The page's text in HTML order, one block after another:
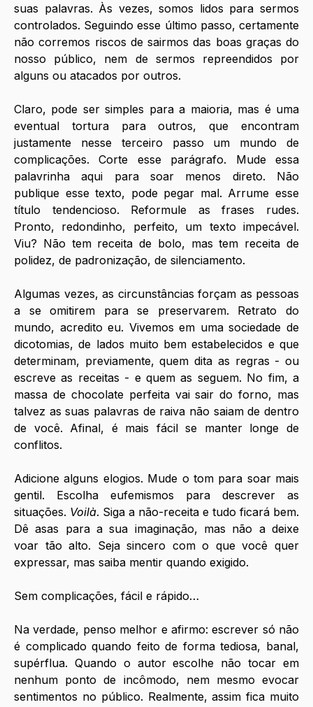
suas palavras. Às vezes, somos lidos para sermos
controlados. Seguindo esse último passo, certamente
não corremos riscos de sairmos das boas graças do
nosso público, nem de sermos repreendidos por
alguns ou atacados por outros.
Claro, pode ser simples para a maioria, mas é uma
eventual tortura para outros, que encontram
justamente nesse terceiro passo um mundo de
complicações. Corte esse parágrafo. Mude essa
palavrinha aqui para soar menos direto. Não
publique esse texto, pode pegar mal. Arrume esse
título tendencioso. Reformule as frases rudes.
Pronto, redondinho, perfeito, um texto impecável.
Viu? Não tem receita de bolo, mas tem receita de
polidez, de padronização, de silenciamento.
Algumas vezes, as circunstâncias forçam as pessoas
a se omitirem para se preservarem. Retrato do
mundo, acredito eu. Vivemos em uma sociedade de
dicotomias, de lados muito bem estabelecidos e que
determinam, previamente, quem dita as regras - ou
escreve as receitas - e quem as seguem. No fim, a
massa de chocolate perfeita vai sair do forno, mas
talvez as suas palavras de raiva não saiam de dentro
de você. Afinal, é mais fácil se manter longe de
conflitos.
Adicione alguns elogios. Mude o tom para soar mais
gentil. Escolha eufemismos para descrever as
situações. Voilà. Siga a não-receita e tudo ficará bem.
Dê asas para a sua imaginação, mas não a deixe
voar tão alto. Seja sincero com o que você quer
expressar, mas saiba mentir quando exigido.
Sem complicações, fácil e rápido…
Na verdade, penso melhor e afirmo: escrever só não
é complicado quando feito de forma tediosa, banal,
supérflua. Quando o autor escolhe não tocar em
nenhum ponto de incômodo, nem mesmo evocar
sentimentos no público. Realmente, assim fica muito